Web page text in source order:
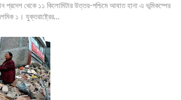
প্রদেশ থেকে ১১ কিলোমিটার উত্তর-পশ্চিমে আঘাত হানা এ ভূমিকম্পের
১। যুক্তরাষ্ট্রের…